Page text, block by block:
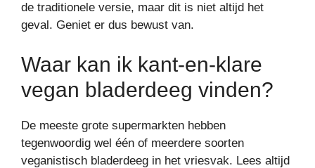
de traditionele versie, maar dit is niet altijd het
geval. Geniet er dus bewust van.
Waar kan ik kant-en-klare
vegan bladerdeeg vinden?
De meeste grote supermarkten hebben
tegenwoordig wel één of meerdere soorten
veganistisch bladerdeeg in het vriesvak. Lees altijd